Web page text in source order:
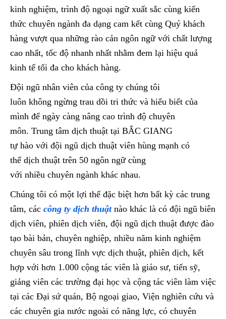
kinh nghiệm, trình độ ngoại ngữ xuất sắc cùng kiến
thức chuyên ngành đa dạng cam kết cùng Quý khách
hàng vượt qua những rào cản ngôn ngữ với chất lượng
cao nhất, tốc độ nhanh nhất nhằm đem lại hiệu quả
kinh tế tối đa cho khách hàng.
Đội ngũ nhân viên của công ty chúng tôi
luôn không ngừng trau dồi tri thức và hiểu biết của
mình để ngày càng nâng cao trình độ chuyên
môn. Trung tâm dịch thuật tại BẮC GIANG
tự hào với đội ngũ dịch thuật viên hùng mạnh có
thể dịch thuật trên 50 ngôn ngữ cùng
với nhiều chuyên ngành khác nhau.
Chúng tôi có một lợi thế đặc biệt hơn bất kỳ các trung
tâm, các công ty dịch thuật nào khác là có đội ngũ biên
dịch viên, phiên dịch viên, đội ngũ dịch thuật được đào
tạo bài bản, chuyên nghiệp, nhiều năm kinh nghiệm
chuyên sâu trong lĩnh vực dịch thuật, phiên dịch, kết
hợp với hơn 1.000 cộng tác viên là giáo sư, tiến sỹ,
giảng viên các trường đại học và cộng tác viên làm việc
tại các Đại sứ quán, Bộ ngoại giao, Viện nghiên cứu và
các chuyên gia nước ngoài có năng lực, có chuyên